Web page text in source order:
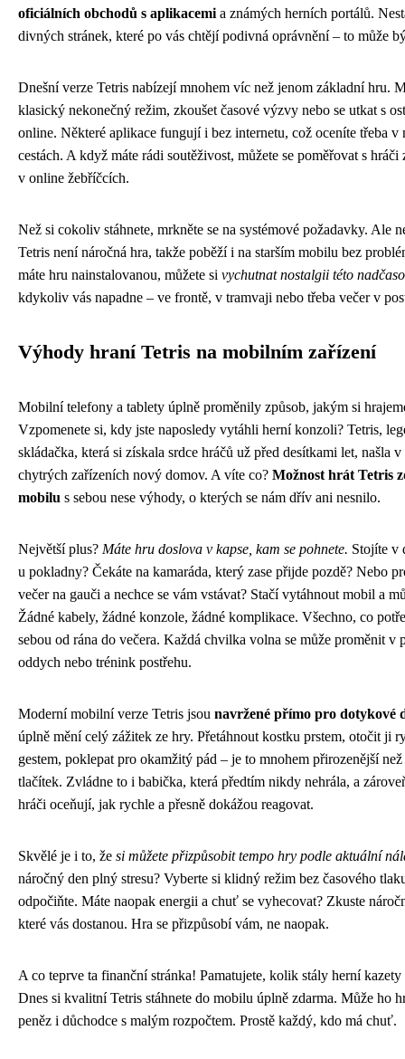
oficiálních obchodů s aplikacemia známých herních portálů.
divných stránek, které po vás chtějí podivná oprávnění – to může
Dnešní verze Tetris nabízejí mnohem víc než jenom základní hru.
klasický nekonečný režim, zkoušet časové výzvy nebo se utkat s
online. Některé aplikace fungují i bez internetu, což oceníte třeba v
cestách. A když máte rádi soutěživost, můžete se poměřovat s hráči
v online žebříčcích.
Než si cokoliv stáhnete, mrkněte se na systémové požadavky. Ale
Tetris není náročná hra, takže poběží i na starším mobilu bez
máte hru nainstalovanou, můžete si vychutnat nostalgii této
kdykoliv vás napadne – ve frontě, v tramvaji nebo třeba večer v
Výhody hraní Tetris na mobilním zařízení
Mobilní telefony a tablety úplně proměnily způsob, jakým si
Vzpomenete si, kdy jste naposledy vytáhli herní konzoli? Tetris,
skládačka, která si získala srdce hráčů už před desítkami let, našla v
chytrých zařízeních nový domov. A víte co? Možnost hrát Tetris
mobilu s sebou nese výhody, o kterých se nám dřív ani nesnilo.
Největší plus? Máte hru doslova v kapse, kam se pohnete. Stojíte v
u pokladny? Čekáte na kamaráda, který zase přijde pozdě? Nebo
večer na gauči a nechce se vám vstávat? Stačí vytáhnout mobil a
Žádné kabely, žádné konzole, žádné komplikace. Všechno, co
sebou od rána do večera. Každá chvilka volna se může proměnit v
oddych nebo trénink postřehu.
Moderní mobilní verze Tetris jsou navržené přímo pro dotykové
úplně mění celý zážitek ze hry. Přetáhnout kostku prstem, otočit ji
gestem, poklepat pro okamžitý pád – je to mnohem přirozenější
tlačítek. Zvládne to i babička, která předtím nikdy nehrála, a
hráči oceňují, jak rychle a přesně dokážou reagovat.
Skvělé je i to, že si můžete přizpůsobit tempo hry podle aktuální
náročný den plný stresu? Vyberte si klidný režim bez časového
odpočiňte. Máte naopak energii a chuť se vyhecovat? Zkuste
které vás dostanou. Hra se přizpůsobí vám, ne naopak.
A co teprve ta finanční stránka! Pamatujete, kolik stály herní
Dnes si kvalitní Tetris stáhnete do mobilu úplně zdarma. Může ho
peněz i důchodce s malým rozpočtem. Prostě každý, kdo má chuť.